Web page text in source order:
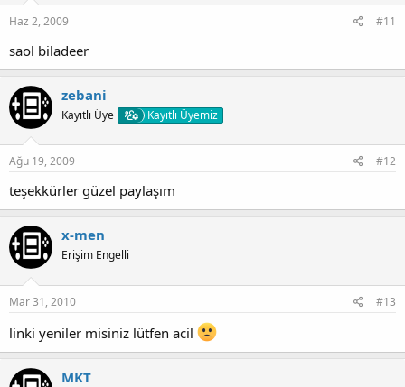
Haz 2, 2009 #11
saol biladeer
zebani
Kayıtlı Üye Kayıtlı Üyemiz
Ağu 19, 2009 #12
teşekkürler güzel paylaşım
x-men
Erişim Engelli
Mar 31, 2010 #13
linki yeniler misiniz lütfen acil
MKT